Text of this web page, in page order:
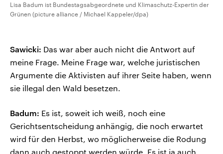
Lisa Badum ist Bundestagsabgeordnete und Klimaschutz-Expertin der
Grünen (picture alliance / Michael Kappeler/dpa)
Sawicki: Das war aber auch nicht die Antwort auf
meine Frage. Meine Frage war, welche juristischen
Argumente die Aktivisten auf ihrer Seite haben, wenn
sie illegal den Wald besetzen.
Badum: Es ist, soweit ich weiß, noch eine
Gerichtsentscheidung anhängig, die noch erwartet
wird für den Herbst, wo möglicherweise die Rodung
dann auch gestoppt werden würde. Es ist ja auch